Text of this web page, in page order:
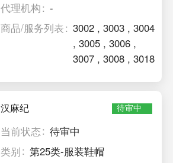
代理机构
-
商品/服务列表
3002 ,3003 ,3004
,3005 ,3006 ,
3007 ,3008 ,3018
汉麻纪 待审中
当前状态
待审中
类别
第25类-服装鞋帽